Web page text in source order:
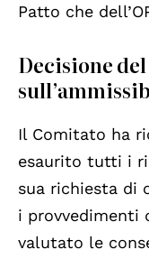
Patto che
Decisione
Il Comitato ha
esaurito tutti i
sua richiesta di
i provvedimenti
valutato le